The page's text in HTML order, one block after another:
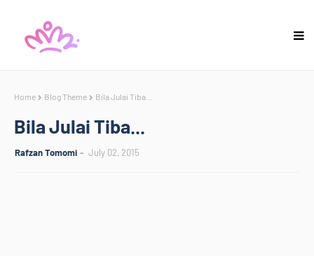
Home Blog Theme Bila Julai Tiba...
Bila Julai Tiba...
Rafzan Tomomi July 02, 2015